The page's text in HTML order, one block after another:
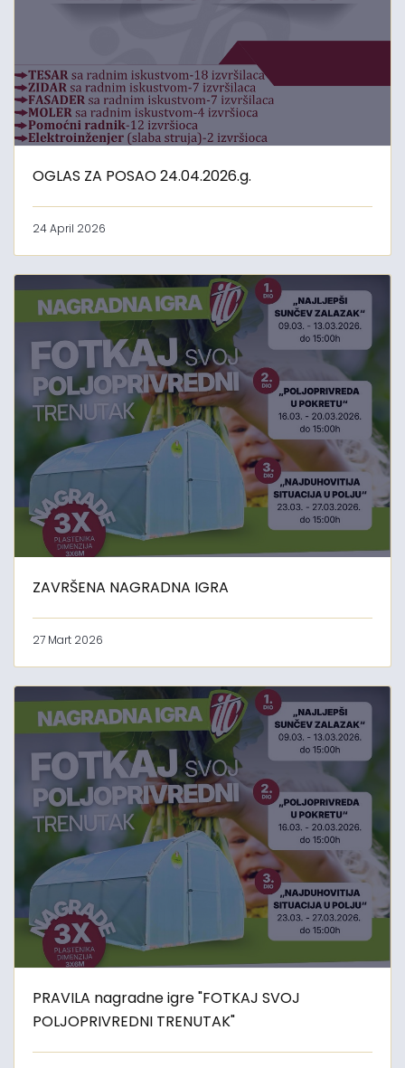
OGLAS ZA POSAO 24.04.2026.g.
24 April 2026
ZAVRŠENA NAGRADNA IGRA
27 Mart 2026
PRAVILA nagradne igre "FOTKAJ SVOJ
POLJOPRIVREDNI TRENUTAK"